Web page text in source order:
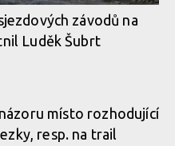
závodů na
Luděk Šubrt
místo rozhodující
resp. na trail